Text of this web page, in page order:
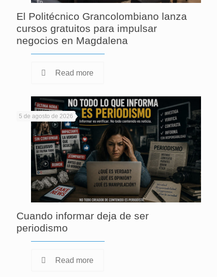
El Politécnico Grancolombiano lanza
cursos gratuitos para impulsar
negocios en Magdalena
Read more
5 de agosto de 2026
Cuando informar deja de ser
periodismo
Read more